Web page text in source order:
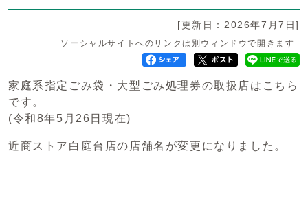
[更新日：2026年7月7日]
ソーシャルサイトへのリンクは別ウィンドウで開きます
家庭系指定ごみ袋・大型ごみ処理券の取扱店はこちら
です。
(令和8年5月26日現在)
近商ストア白庭台店の店舗名が変更になりました。